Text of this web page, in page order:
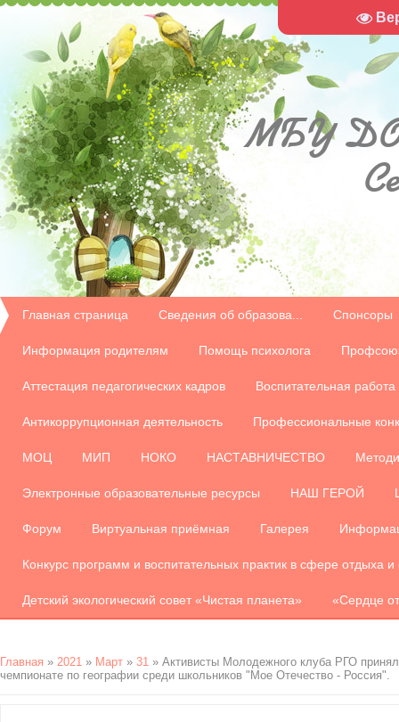
МБУ
Главная страница Сведения об образова... Спонсоры
Информация родителям Помощь психолога
Аттестация педагогических кадров Воспитательная работа
Антикоррупционная деятельность Профессиональные
МОЦ МИП НОКО НАСТАВНИЧЕСТВО
Электронные образовательные ресурсы НАШ ГЕРОЙ
Форум Виртуальная приёмная Галерея
Конкурс программ и воспитательных практик в сфере отдыха
Детский экологический совет «Чистая планета» «Сердце
Главная » 2021 » Март » 31 » Активисты Молодежного клуба РГО
чемпионате по географии среди школьников "Мое Отечество - Россия".